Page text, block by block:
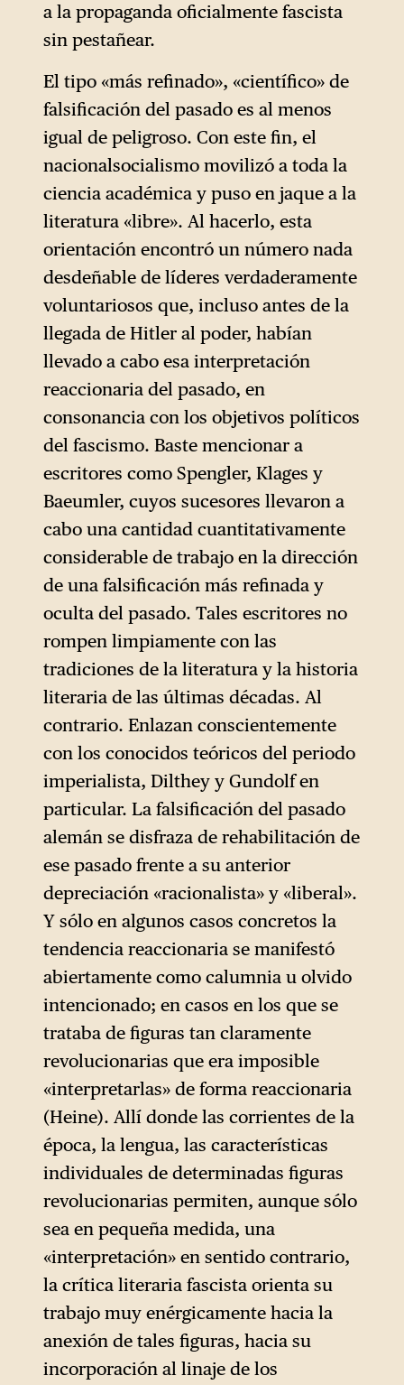
a la propaganda oficialmente fascista
sin pestañear.
El tipo «más refinado», «científico» de
falsificación del pasado es al menos
igual de peligroso. Con este fin, el
nacionalsocialismo movilizó a toda la
ciencia académica y puso en jaque a la
literatura «libre». Al hacerlo, esta
orientación encontró un número nada
desdeñable de líderes verdaderamente
voluntariosos que, incluso antes de la
llegada de Hitler al poder, habían
llevado a cabo esa interpretación
reaccionaria del pasado, en
consonancia con los objetivos políticos
del fascismo. Baste mencionar a
escritores como Spengler, Klages y
Baeumler, cuyos sucesores llevaron a
cabo una cantidad cuantitativamente
considerable de trabajo en la dirección
de una falsificación más refinada y
oculta del pasado. Tales escritores no
rompen limpiamente con las
tradiciones de la literatura y la historia
literaria de las últimas décadas. Al
contrario. Enlazan conscientemente
con los conocidos teóricos del periodo
imperialista, Dilthey y Gundolf en
particular. La falsificación del pasado
alemán se disfraza de rehabilitación de
ese pasado frente a su anterior
depreciación «racionalista» y «liberal».
Y sólo en algunos casos concretos la
tendencia reaccionaria se manifestó
abiertamente como calumnia u olvido
intencionado; en casos en los que se
trataba de figuras tan claramente
revolucionarias que era imposible
«interpretarlas» de forma reaccionaria
(Heine). Allí donde las corrientes de la
época, la lengua, las características
individuales de determinadas figuras
revolucionarias permiten, aunque sólo
sea en pequeña medida, una
«interpretación» en sentido contrario,
la crítica literaria fascista orienta su
trabajo muy enérgicamente hacia la
anexión de tales figuras, hacia su
incorporación al linaje de los